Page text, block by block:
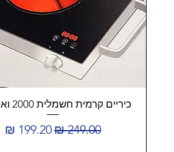
כיריים קרמית חשמלית 2000 ואט יחיד
מחיר רגיל‏249.00 ‏₪ מחיר מבצע